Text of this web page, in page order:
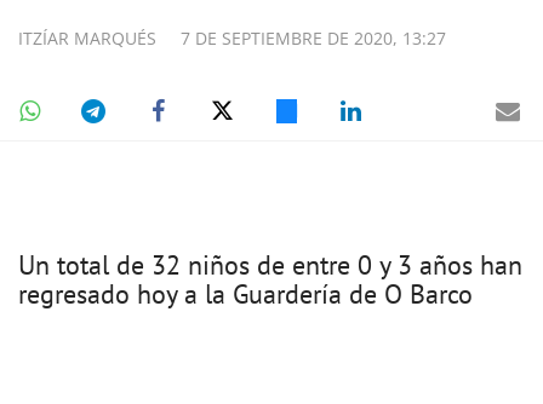
7 DE SEPTIEMBRE DE 2020, 13:27
ITZÍAR MARQUÉS
Un total de 32 niños de entre 0 y 3 años han
regresado hoy a la Guardería de O Barco